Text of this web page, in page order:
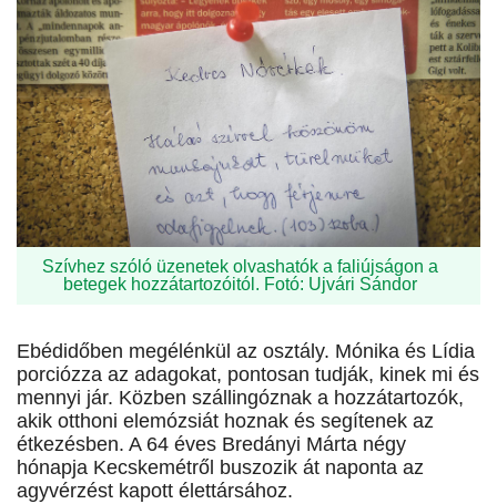
Szívhez szóló üzenetek olvashatók a faliújságon a
betegek hozzátartozóitól. Fotó: Ujvári Sándor
Ebédidőben megélénkül az osztály. Mónika és Lídia
porciózza az adagokat, pontosan tudják, kinek mi és
mennyi jár. Közben szállingóznak a hozzátartozók,
akik otthoni elemózsiát hoznak és segítenek az
étkezésben. A 64 éves Bredányi Márta négy
hónapja Kecskemétről buszozik át naponta az
agyvérzést kapott élettársához.